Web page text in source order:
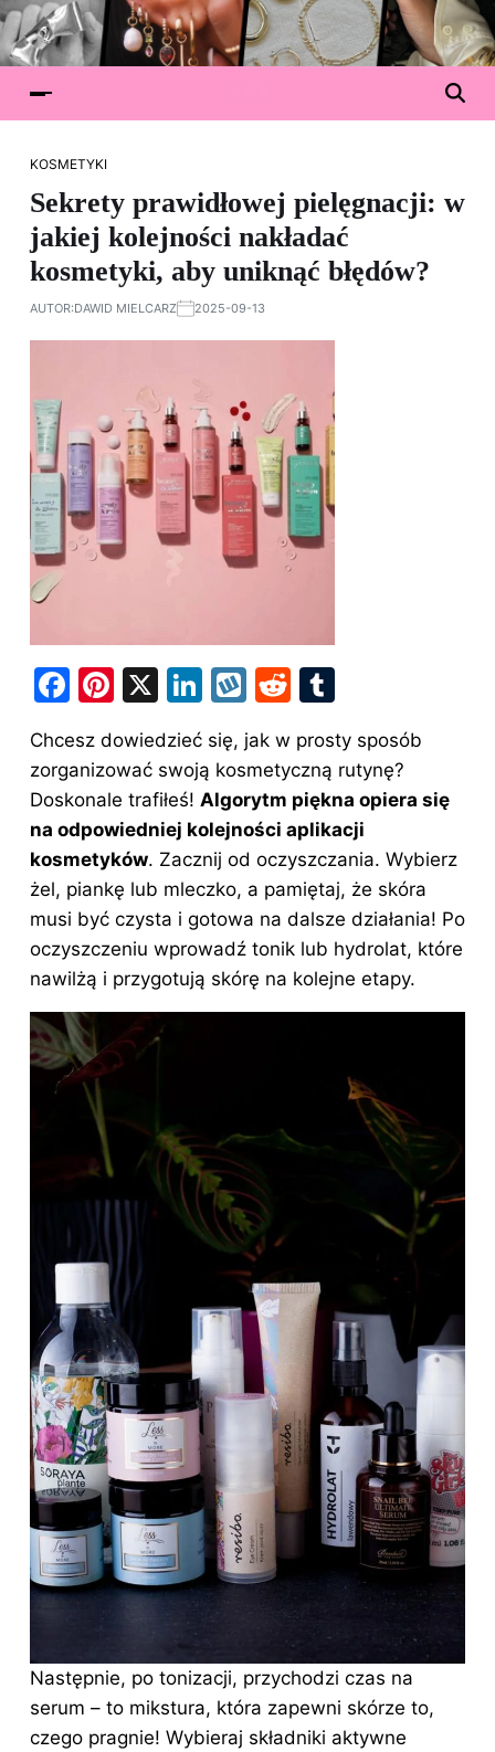
KOSMETYKI
Sekrety prawidłowej pielęgnacji: w
jakiej kolejności nakładać
kosmetyki, aby uniknąć błędów?
AUTOR:DAWID MIELCARZ 2025-09-13
F
c
e
b
o
o
k
Pi
er
e
st
X
Li
k
e
dI
n
W
k
o
p
R
d
di
t
m
bl
r
Chcesz dowiedzieć się, jak w prosty sposób
zorganizować swoją kosmetyczną rutynę?
Doskonale trafiłeś! Algorytm piękna opiera się
na odpowiedniej kolejności aplikacji
kosmetyków. Zacznij od oczyszczania. Wybierz
żel, piankę lub mleczko, a pamiętaj, że skóra
musi być czysta i gotowa na dalsze działania! Po
oczyszczeniu wprowadź tonik lub hydrolat, które
nawilżą i przygotują skórę na kolejne etapy.
Następnie, po tonizacji, przychodzi czas na
serum – to mikstura, która zapewni skórze to,
czego pragnie! Wybieraj składniki aktywne